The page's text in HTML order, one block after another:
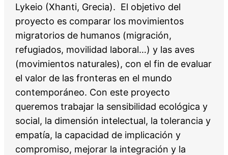
Lykeio (Xhanti, Grecia). El objetivo del
proyecto es comparar los movimientos
migratorios de humanos (migración,
refugiados, movilidad laboral…) y las aves
(movimientos naturales), con el fin de evaluar
el valor de las fronteras en el mundo
contemporáneo. Con este proyecto
queremos trabajar la sensibilidad ecológica y
social, la dimensión intelectual, la tolerancia y
empatía, la capacidad de implicación y
compromiso, mejorar la integración y la